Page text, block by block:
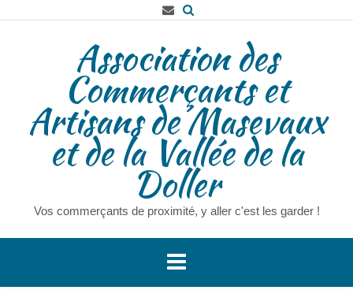
to
Association des
Commerçants et
Artisans de Masevaux
et de la Vallée de la
Doller
Vos commerçants de proximité, y aller c'est les garder !